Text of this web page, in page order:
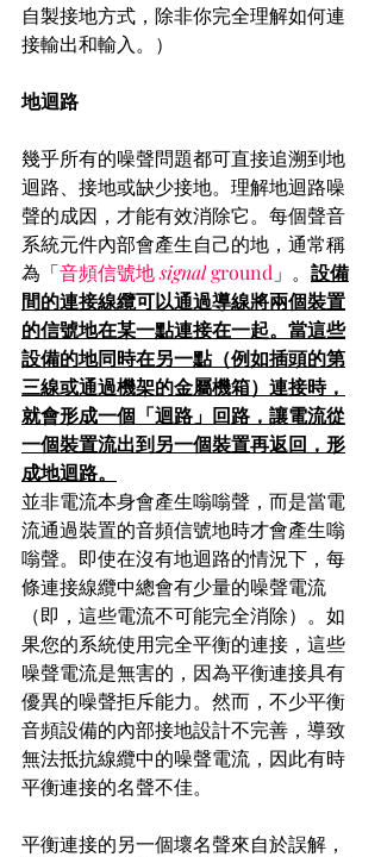
自製接地方式，除非你完全理解如何連
接輸出和輸入。）
地迴路
幾乎所有的噪聲問題都可直接追溯到地
迴路、接地或缺少接地。理解地迴路噪
聲的成因，才能有效消除它。每個聲音
系統元件內部會產生自己的地，通常稱
為「音頻信號地 signal ground 」。 設備
間的連接線纜可以通過導線將兩個裝置
的信號地在某一點連接在一起。當這些
設備的地同時在另一點（例如插頭的第
三線或通過機架的金屬機箱）連接時，
就會形成一個「迴路」回路，讓電流從
一個裝置流出到另一個裝置再返回，形
成地迴路。
並非電流本身會產生嗡嗡聲，而是當電
流通過裝置的音頻信號地時才會產生嗡
嗡聲。即使在沒有地迴路的情況下，每
條連接線纜中總會有少量的噪聲電流
（即，這些電流不可能完全消除）。如
果您的系統使用完全平衡的連接，這些
噪聲電流是無害的，因為平衡連接具有
優異的噪聲拒斥能力。然而，不少平衡
音頻設備的內部接地設計不完善，導致
無法抵抗線纜中的噪聲電流，因此有時
平衡連接的名聲不佳。
平衡連接的另一個壞名聲來自於誤解，